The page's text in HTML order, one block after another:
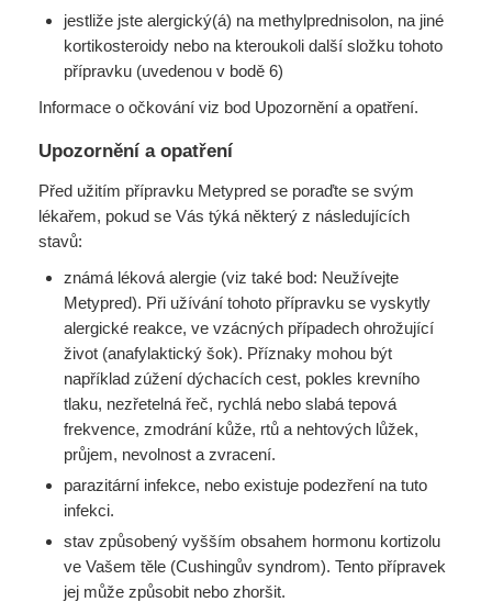
jestliže jste alergický(á) na methylprednisolon, na jiné
kortikosteroidy nebo na kteroukoli další složku tohoto
přípravku (uvedenou v bodě 6)
Informace o očkování viz bod Upozornění a opatření.
Upozornění a opatření
Před užitím přípravku Metypred se poraďte se svým
lékařem, pokud se Vás týká některý z následujících
stavů:
známá léková alergie (viz také bod: Neužívejte
Metypred). Při užívání tohoto přípravku se vyskytly
alergické reakce, ve vzácných případech ohrožující
život (anafylaktický šok). Příznaky mohou být
například zúžení dýchacích cest, pokles krevního
tlaku, nezřetelná řeč, rychlá nebo slabá tepová
frekvence, zmodrání kůže, rtů a nehtových lůžek,
průjem, nevolnost a zvracení.
parazitární infekce, nebo existuje podezření na tuto
infekci.
stav způsobený vyšším obsahem hormonu kortizolu
ve Vašem těle (Cushingův syndrom). Tento přípravek
jej může způsobit nebo zhoršit.